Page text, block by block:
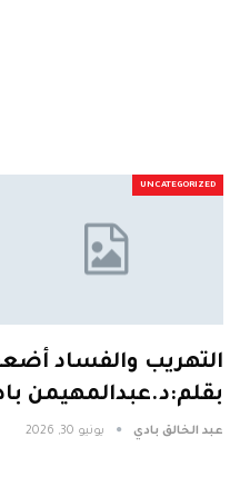
UNCATEGORIZED
التهريب والفساد
بقلم:د.عبدالمهيمن
عبد الخالق بادي يونيو 30, 2026